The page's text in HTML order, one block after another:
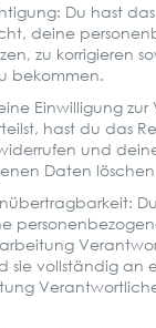
Du hast
deine
zu korrigieren
bekommen.
Einwilligung
hast du das
und
Daten löschen
sie vollständig an